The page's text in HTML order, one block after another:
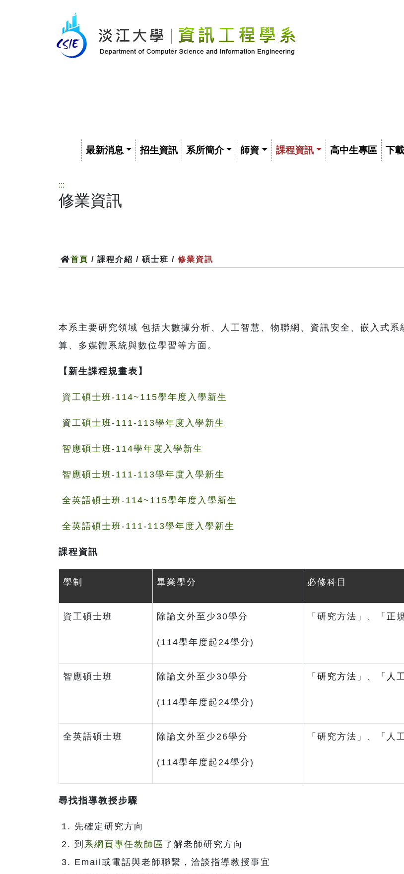
最新消息 招生資訊 系所簡介 師資 課程資訊 高中生專區 下
:::
修業資訊
首頁 / 課程介紹 / 碩士班 / 修業資訊
本系主要研究領域 包括大數據分析、人工智慧、物聯網、資訊安全、嵌入式
算、多媒體系統與數位學習等方面。
【新生課程規畫表】
資工碩士班-114~115學年度入學新生
資工碩士班-111-113學年度入學新生
智應碩士班-114學年度入學新生
智應碩士班-111-113學年度入學新生
全英語碩士班-114~115學年度入學新生
全英語碩士班-111-113學年度入學新生
課程資訊
學制 畢業學分 必修科目
資工碩士班 除論文外至少30學分
(114學年度起24學分)
「研究方法」、「正
智應碩士班 除論文外至少30學分
(114學年度起24學分)
「研究方法」、「人
全英語碩士班 除論文外至少26學分
(114學年度起24學分)
「研究方法」、「人
尋找指導教授步驟
先確定研究方向
到 系網頁專任教師區 了解老師研究方向
Email或電話與老師聯繫，洽談指導教授事宜